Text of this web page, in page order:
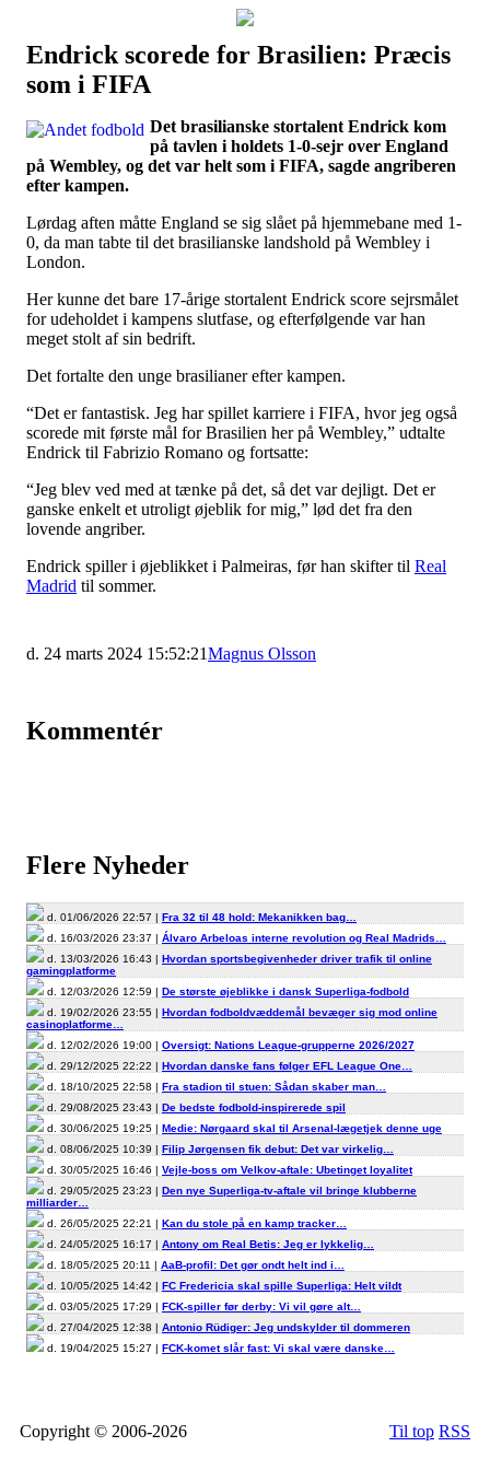
Наши партнеры
Endrick scorede for Brasilien: Præcis
som i FIFA
Det brasilianske stortalent Endrick kom
på tavlen i holdets 1-0-sejr over England
på Wembley, og det var helt som i FIFA, sagde angriberen
efter kampen.
Lørdag aften måtte England se sig slået på hjemmebane med 1-
0, da man tabte til det brasilianske landshold på Wembley i
London.
Her kunne det bare 17-årige stortalent Endrick score sejrsmålet
for udeholdet i kampens slutfase, og efterfølgende var han
meget stolt af sin bedrift.
Det fortalte den unge brasilianer efter kampen.
“Det er fantastisk. Jeg har spillet karriere i FIFA, hvor jeg også
scorede mit første mål for Brasilien her på Wembley,” udtalte
Endrick til Fabrizio Romano og fortsatte:
“Jeg blev ved med at tænke på det, så det var dejligt. Det er
ganske enkelt et utroligt øjeblik for mig,” lød det fra den
lovende angriber.
Endrick spiller i øjeblikket i Palmeiras, før han skifter til Real
Madrid til sommer.
d. 24 marts 2024 15:52:21Magnus Olsson
Kommentér
Flere Nyheder
d. 01/06/2026 22:57 | Fra 32 til 48 hold: Mekanikken bag…
d. 16/03/2026 23:37 | Álvaro Arbeloas interne revolution og Real Madrids…
d. 13/03/2026 16:43 | Hvordan sportsbegivenheder driver trafik til online
gamingplatforme
d. 12/03/2026 12:59 | De største øjeblikke i dansk Superliga-fodbold
d. 19/02/2026 23:55 | Hvordan fodboldvæddemål bevæger sig mod online
casinoplatforme…
d. 12/02/2026 19:00 | Oversigt: Nations League-grupperne 2026/2027
d. 29/12/2025 22:22 | Hvordan danske fans følger EFL League One…
d. 18/10/2025 22:58 | Fra stadion til stuen: Sådan skaber man…
d. 29/08/2025 23:43 | De bedste fodbold-inspirerede spil
d. 30/06/2025 19:25 | Medie: Nørgaard skal til Arsenal-lægetjek denne uge
d. 08/06/2025 10:39 | Filip Jørgensen fik debut: Det var virkelig…
d. 30/05/2025 16:46 | Vejle-boss om Velkov-aftale: Ubetinget loyalitet
d. 29/05/2025 23:23 | Den nye Superliga-tv-aftale vil bringe klubberne
milliarder…
d. 26/05/2025 22:21 | Kan du stole på en kamp tracker…
d. 24/05/2025 16:17 | Antony om Real Betis: Jeg er lykkelig…
d. 18/05/2025 20:11 | AaB-profil: Det gør ondt helt ind i…
d. 10/05/2025 14:42 | FC Fredericia skal spille Superliga: Helt vildt
d. 03/05/2025 17:29 | FCK-spiller før derby: Vi vil gøre alt…
d. 27/04/2025 12:38 | Antonio Rüdiger: Jeg undskylder til dommeren
d. 19/04/2025 15:27 | FCK-komet slår fast: Vi skal være danske…
Copyright © 2006-2026 Til top RSS